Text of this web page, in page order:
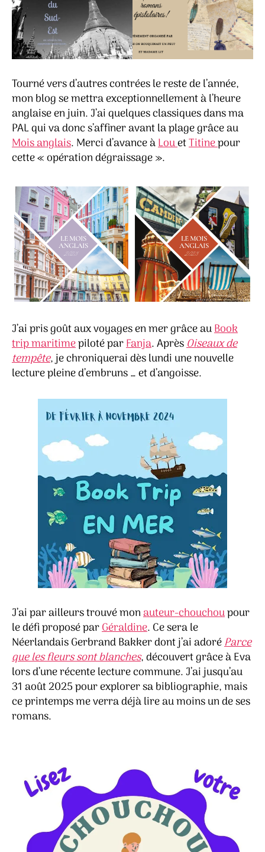
Tourné vers d’autres contrées le reste de l’année,
mon blog se mettra exceptionnellement à l’heure
anglaise en juin. J’ai quelques classiques dans ma
PAL qui va donc s’affiner avant la plage grâce au
Mois anglais. Merci d’avance àLouetTitinepour
cette « opération dégraissage ».
J’ai pris goût aux voyages en mer grâce auBook
trip maritimepiloté parFanja. AprèsOiseaux de
tempête, je chroniquerai dès lundi une nouvelle
lecture pleine d’embruns … et d’angoisse.
J’ai par ailleurs trouvé monauteur-chouchoupour
le défi proposé parGéraldine. Ce sera le
Néerlandais Gerbrand Bakker dont j’ai adoréParce
que les fleurs sont blanches, découvert grâce à Eva
lors d’une récente lecture commune. J’ai jusqu’au
31 août 2025 pour explorer sa bibliographie, mais
ce printemps me verra déjà lire au moins un de ses
romans.